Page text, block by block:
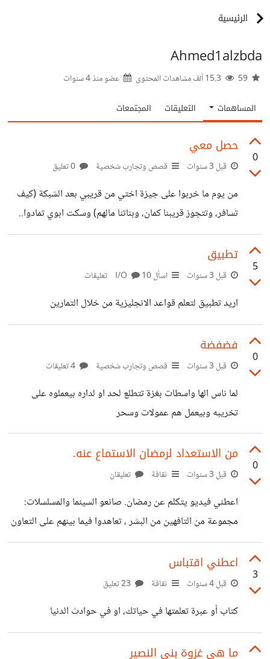
الرئيسية
Ahmed1alzbda
عضو منذ4 سنوات
المساهمات التعليقات المجتمعات
0
حصل معي
قبل 3 سنوات قصص وتجارب شخصية
من يوم ما خربوا على جيزة اختي من قريبي بعد الشبكة (كيف
تسافر، وتتجوز قريبنا كمان، وبناتنا مالهم) وسكت ابوي تمادوا..
يهود متطلعين لدارنا، ابنهم اخد توجيهي ٣٥ واخوتهم كذلك،
مشغلين من عيلتي معهم.. هاي الواسطات بغزة عحساب الشعب.
علماء العيلة بس فشغلوا شباب من المدرسة يلهوني بتعرف عنت
عخالد فرج واحد بيجي عليهم خالد والتاني يشهرني بالمدرسة
لكل الطلاب اني
5
تطبيق
قبل 3 سنوات اسأل I/O10 تعليقات
اريد تطبيق لتعلم قواعد الانجليزية من خلال التمارين
0
فضفضة
قبل 3 سنوات قصص وتجارب شخصية
لما ناس الها واسطات بغزة تتطلع لحد او لداره بيعملوه على
تخريبه وبيعمل هم عمولات وسحر
0
من الاستعداد لرمضان الاستماع عنه.
قبل 3 سنوات ثقافة تعليقان
اعطني فيديو يتكلم عن رمضان. صانعو السينما والمسلسلات:
مجموعة من التافهين من البشر ، تعاهدوا فيما بينهم على التعاون
على الإثم ومعصية الرسول ﷺ. الشيخ خالد بهاء الدين لذلك
علينا ان ننشر عبر مواقع التواصل الاجتماعي عن رمضان.
https://suar.me/77760 https://suar.me/wdd78
3
اعطني اقتباس
قبل 4 سنوات ثقافة
كتاب أو عبرة تعلمتها في حياتك، او في حوادث الدنيا
ما هي غزوة بني النصير